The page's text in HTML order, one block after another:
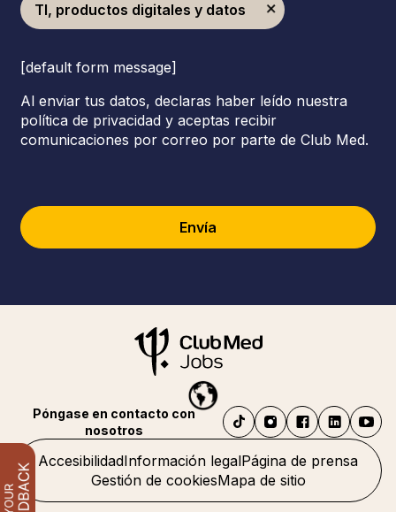
TI, productos digitales y datos
[default form message]
Al enviar tus datos, declaras haber leído nuestra
política de privacidad y aceptas recibir
comunicaciones por correo por parte de Club Med.
Envía
AccesibilidadInformación legalPágina de prensa
Gestión de cookiesMapa de sitio
Póngase en contacto con
nosotros